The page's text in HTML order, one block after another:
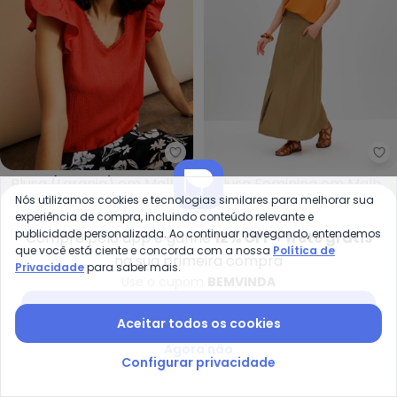
bonprix - Blusa (Laranja) em
Blusa (Laranja) em Malha
Canelada Texturizada
BONPRIX
R$ 46,99R$ 99,99
Blusa Feminina em Malha
(Laranja)
ESSENDI
R$ 45,95R$ 99,99
-25%
-68%
Compre pelo app e ganhe12% OFF + frete grátis
na sua primeira compra
Nós utilizamos cookies e tecnologias similares para melhorar sua
experiência de compra, incluindo conteúdo relevante e
publicidade personalizada. Ao continuar navegando, entendemos
que você está ciente e concorda com a nossa Política de
Privacidadepara saber mais.
Aceitar todos os cookies
Configurar privacidade